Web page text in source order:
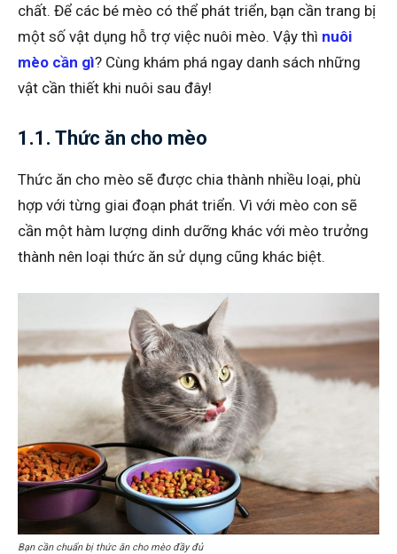
chất. Để các bé mèo có thể phát triển, bạn cần trang bị
một số vật dụng hỗ trợ việc nuôi mèo. Vậy thì nuôi
mèo cần gì? Cùng khám phá ngay danh sách những
vật cần thiết khi nuôi sau đây!
1.1. Thức ăn cho mèo
Thức ăn cho mèo sẽ được chia thành nhiều loại, phù
hợp với từng giai đoạn phát triển. Vì với mèo con sẽ
cần một hàm lượng dinh dưỡng khác với mèo trưởng
thành nên loại thức ăn sử dụng cũng khác biệt.
Bạn cần chuẩn bị thức ăn cho mèo đầy đủ